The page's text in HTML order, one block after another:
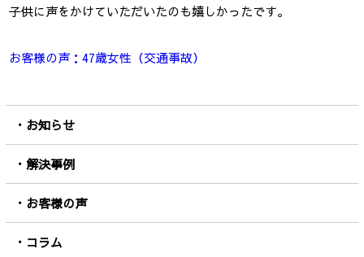
子供に声をかけていただいたのも嬉しかったです。
お客様の声：47歳女性（交通事故）
お知らせ
解決事例
お客様の声
コラム